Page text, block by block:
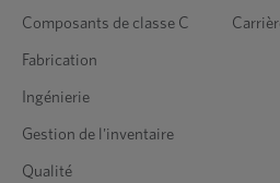
Composants de classe C
Fabrication
Ingénierie
Gestion de l'inventaire
Qualité